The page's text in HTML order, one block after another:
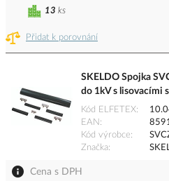
Přidat k porovnání
13 ks
SKELDO Spojka
do 1kV s lisovacími
Kód ELFETEX
EAN
Kód výrobce
Značka
Cena s DPH